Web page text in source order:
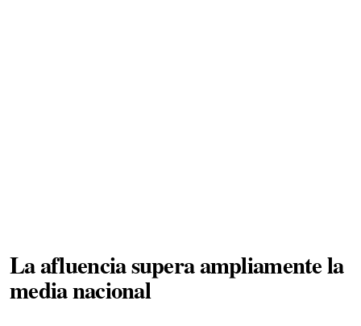
La afluencia supera ampliamente la
media nacional